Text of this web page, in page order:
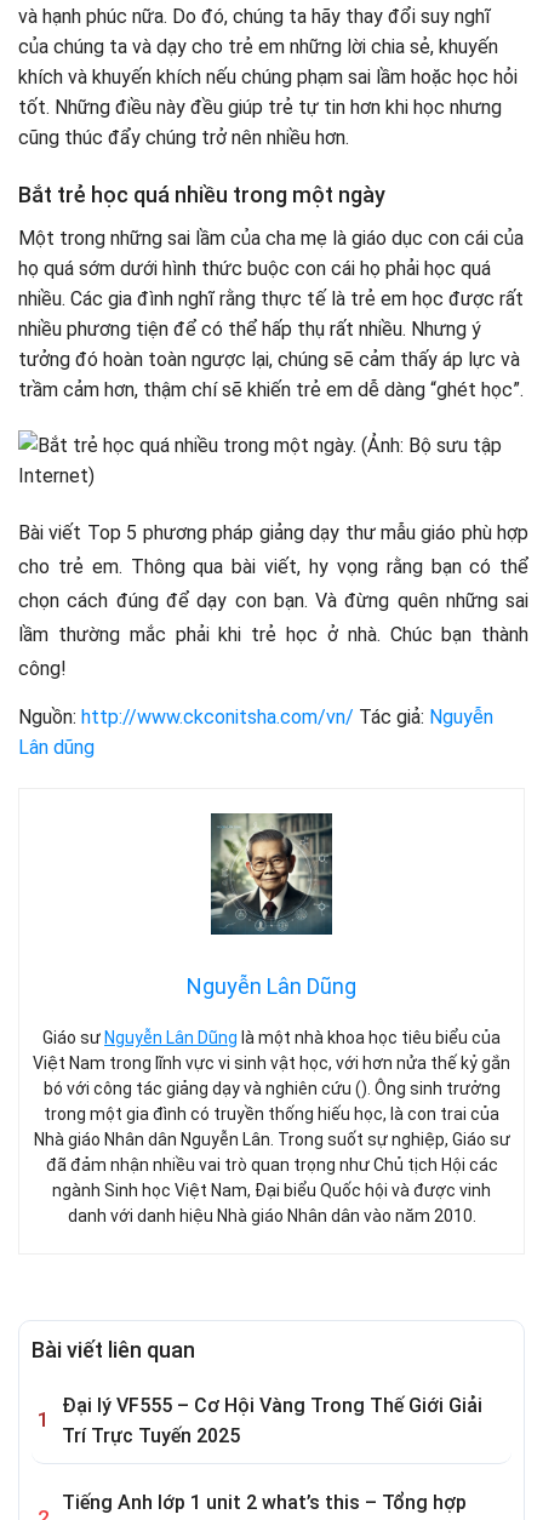
và hạnh phúc nữa. Do đó, chúng ta hãy thay đổi suy nghĩ
của chúng ta và dạy cho trẻ em những lời chia sẻ, khuyến
khích và khuyến khích nếu chúng phạm sai lầm hoặc học hỏi
tốt. Những điều này đều giúp trẻ tự tin hơn khi học nhưng
cũng thúc đẩy chúng trở nên nhiều hơn.
Bắt trẻ học quá nhiều trong một ngày
Một trong những sai lầm của cha mẹ là giáo dục con cái của
họ quá sớm dưới hình thức buộc con cái họ phải học quá
nhiều. Các gia đình nghĩ rằng thực tế là trẻ em học được rất
nhiều phương tiện để có thể hấp thụ rất nhiều. Nhưng ý
tưởng đó hoàn toàn ngược lại, chúng sẽ cảm thấy áp lực và
trầm cảm hơn, thậm chí sẽ khiến trẻ em dễ dàng “ghét học”.
Bài viết Top 5 phương pháp giảng dạy thư mẫu giáo phù hợp
cho trẻ em. Thông qua bài viết, hy vọng rằng bạn có thể
chọn cách đúng để dạy con bạn. Và đừng quên những sai
lầm thường mắc phải khi trẻ học ở nhà. Chúc bạn thành
công!
Nguồn: http://www.ckconitsha.com/vn/ Tác giả: Nguyễn
Lân dũng
Nguyễn Lân Dũng
Giáo sư Nguyễn Lân Dũng là một nhà khoa học tiêu biểu của
Việt Nam trong lĩnh vực vi sinh vật học, với hơn nửa thế kỷ gắn
bó với công tác giảng dạy và nghiên cứu (). Ông sinh trưởng
trong một gia đình có truyền thống hiếu học, là con trai của
Nhà giáo Nhân dân Nguyễn Lân. Trong suốt sự nghiệp, Giáo sư
đã đảm nhận nhiều vai trò quan trọng như Chủ tịch Hội các
ngành Sinh học Việt Nam, Đại biểu Quốc hội và được vinh
danh với danh hiệu Nhà giáo Nhân dân vào năm 2010.
Bài viết liên quan
Đại lý VF555 – Cơ Hội Vàng Trong Thế Giới Giải
Trí Trực Tuyến 2025
Tiếng Anh lớp 1 unit 2 what’s this – Tổng hợp